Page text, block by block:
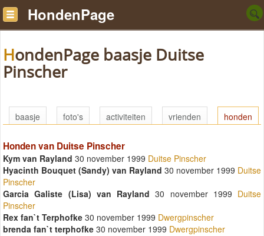
HondenPage
HondenPage baasje Duitse
Pinscher
baasje foto's activiteiten vrienden honden
Honden van Duitse Pinscher
Kym van Rayland 30 november 1999 Duitse Pinscher
Hyacinth Bouquet (Sandy) van Rayland 30 november 1999 Duitse
Pinscher
Garcia Galiste (Lisa) van Rayland30 november 1999 Duitse
Pinscher
Rex fan`t Terphofke 30 november 1999 Dwergpinscher
brenda fan`t terphofke 30 november 1999 Dwergpinscher